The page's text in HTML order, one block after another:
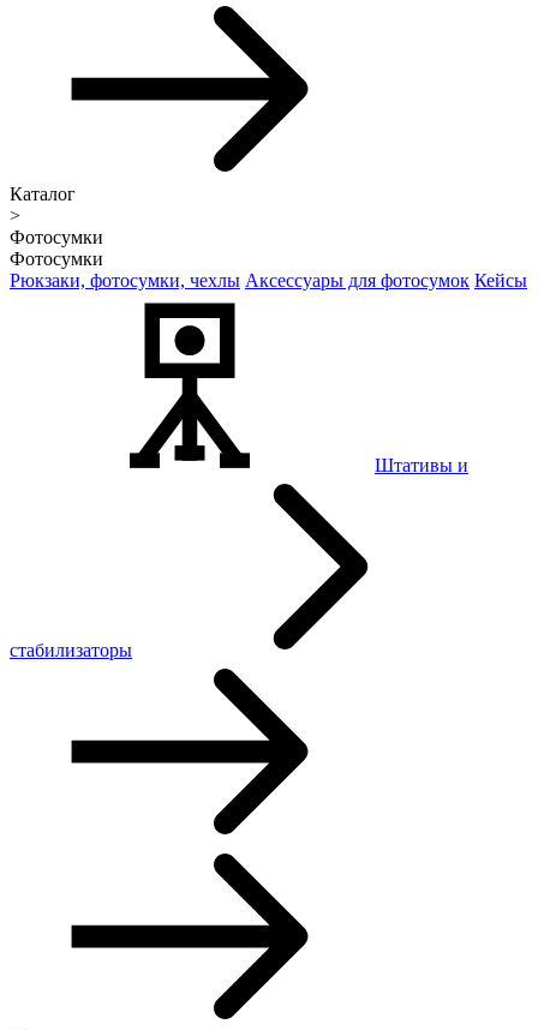
Каталог
>
Фотосумки
Фотосумки
Рюкзаки, фотосумки, чехлы Аксессуары для фотосумок Кейсы
Штативы и
стабилизаторы